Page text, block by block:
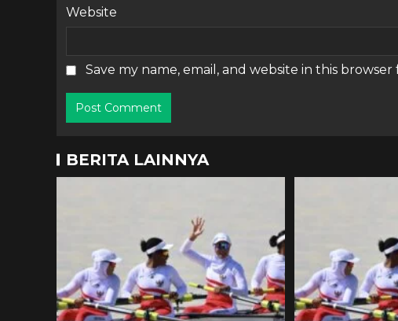
Website
Save my name, email, and website in this
BERITA LAINNYA